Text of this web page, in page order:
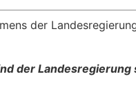
der
der